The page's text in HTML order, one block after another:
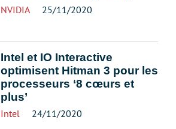
NVIDIA 25/11/2020
Intel et IO Interactive
optimisent Hitman 3 pour les
processeurs ‘8 cœurs et
plus’
Intel 24/11/2020